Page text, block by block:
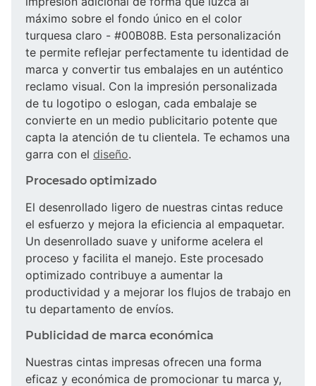
máximo sobre el fondo único en el color
turquesa claro - #00B08B. Esta personalización
te permite reflejar perfectamente tu identidad de
marca y convertir tus embalajes en un auténtico
reclamo visual. Con la impresión personalizada
de tu logotipo o eslogan, cada embalaje se
convierte en un medio publicitario potente que
capta la atención de tu clientela. Te echamos una
garra con el diseño.
Procesado optimizado
El desenrollado ligero de nuestras cintas reduce
el esfuerzo y mejora la eficiencia al empaquetar.
Un desenrollado suave y uniforme acelera el
proceso y facilita el manejo. Este procesado
optimizado contribuye a aumentar la
productividad y a mejorar los flujos de trabajo en
tu departamento de envíos.
Publicidad de marca económica
Nuestras cintas impresas ofrecen una forma
eficaz y económica de promocionar tu marca y,